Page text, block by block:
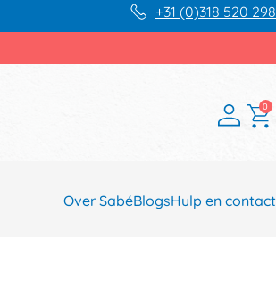
+31 (0)318 520 298
0
Over SabéBlogsHulp en contact